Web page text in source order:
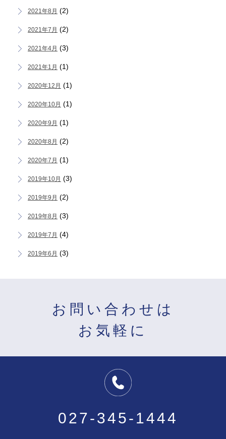
2021年8月 (2)
2021年7月 (2)
2021年4月 (3)
2021年1月 (1)
2020年12月 (1)
2020年10月 (1)
2020年9月 (1)
2020年8月 (2)
2020年7月 (1)
2019年10月 (3)
2019年9月 (2)
2019年8月 (3)
2019年7月 (4)
2019年6月 (3)
お問い合わせは
お気軽に
027-345-1444